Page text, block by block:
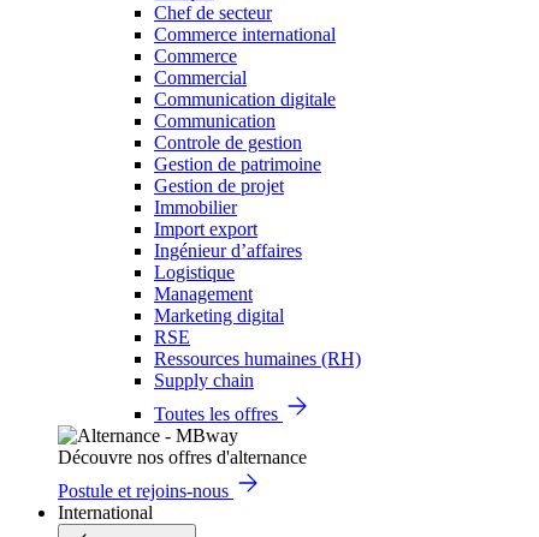
Chef de secteur
Commerce international
Commerce
Commercial
Communication digitale
Communication
Controle de gestion
Gestion de patrimoine
Gestion de projet
Immobilier
Import export
Ingénieur d’affaires
Logistique
Management
Marketing digital
RSE
Ressources humaines (RH)
Supply chain
Toutes les offres
Découvre nos offres d'alternance
Postule et rejoins-nous
International